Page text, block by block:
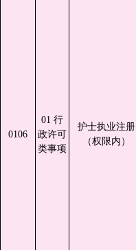
0106
01 行
政许可
类事项
护士执业注册
（权限内）